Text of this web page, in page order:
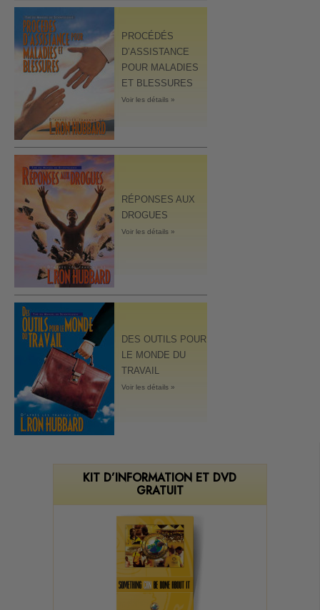
PROCÉDÉS
D’ASSISTANCE
POUR MALADIES
ET BLESSURES
Voir les détails »
RÉPONSES AUX
DROGUES
Voir les détails »
DES OUTILS POUR
LE MONDE DU
TRAVAIL
Voir les détails »
KIT D’INFORMATION ET DVD
GRATUIT